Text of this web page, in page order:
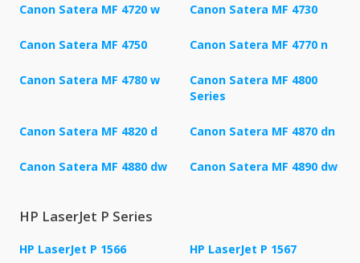
Canon Satera MF 4720 w Canon Satera MF 4730
Canon Satera MF 4750 Canon Satera MF 4770 n
Canon Satera MF 4780 w
Canon Satera MF 4800
Series
Canon Satera MF 4820 d Canon Satera MF 4870 dn
Canon Satera MF 4880 dw Canon Satera MF 4890 dw
HP LaserJet P Series
HP LaserJet P 1566 HP LaserJet P 1567